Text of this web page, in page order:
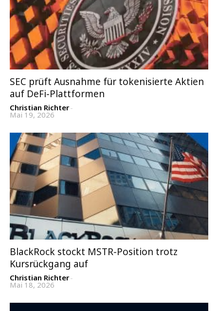
SEC prüft Ausnahme für tokenisierte Aktien
auf DeFi-Plattformen
Christian Richter-
Mai 19, 2026
BlackRock stockt MSTR-Position trotz
Kursrückgang auf
Christian Richter-
Mai 18, 2026